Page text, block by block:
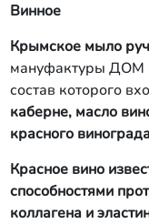
Винное
Крымское мыло
мануфактуры
состав которого
каберне, масло
красного
Красное вино
способностями
коллагена и